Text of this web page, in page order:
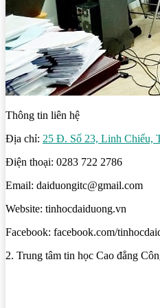
Thông tin liên hệ
Địa chỉ: 25 Đ. Số 23, Linh Chiểu,
Điện thoại: 0283 722 2786
Email: daiduongitc@gmail.com
Website: tinhocdaiduong.vn
Facebook: facebook.com/
2. Trung tâm tin học Cao đẳng